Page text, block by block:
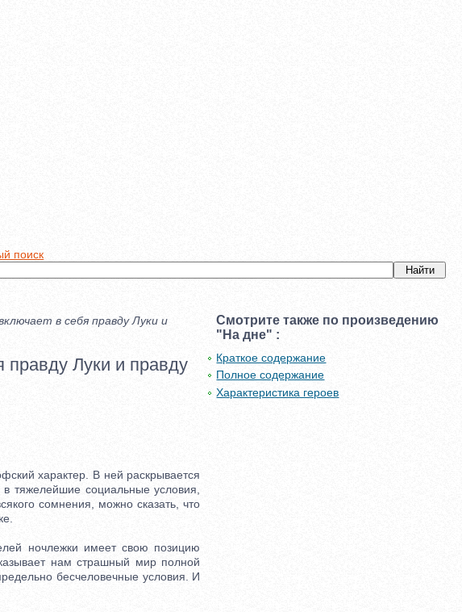
поиск
в себя правду Луки и
правду Луки и правду
характер. В ней раскрывается
тяжелейшие социальные условия,
сомнения, можно сказать, что
ночлежки имеет свою позицию
нам страшный мир полной
бесчеловечные условия. И
Смотрите также по произведению
"На дне" :
Краткое содержание
Полное содержание
Характеристика героев